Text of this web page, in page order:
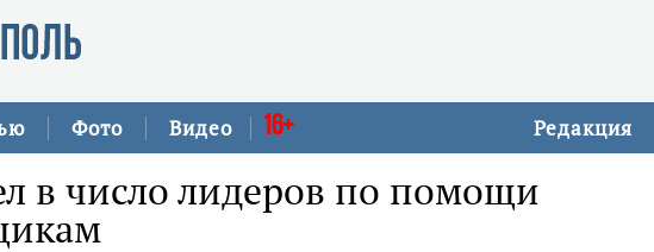
Редакция
Фото Видео 16+
в число лидеров по помощи